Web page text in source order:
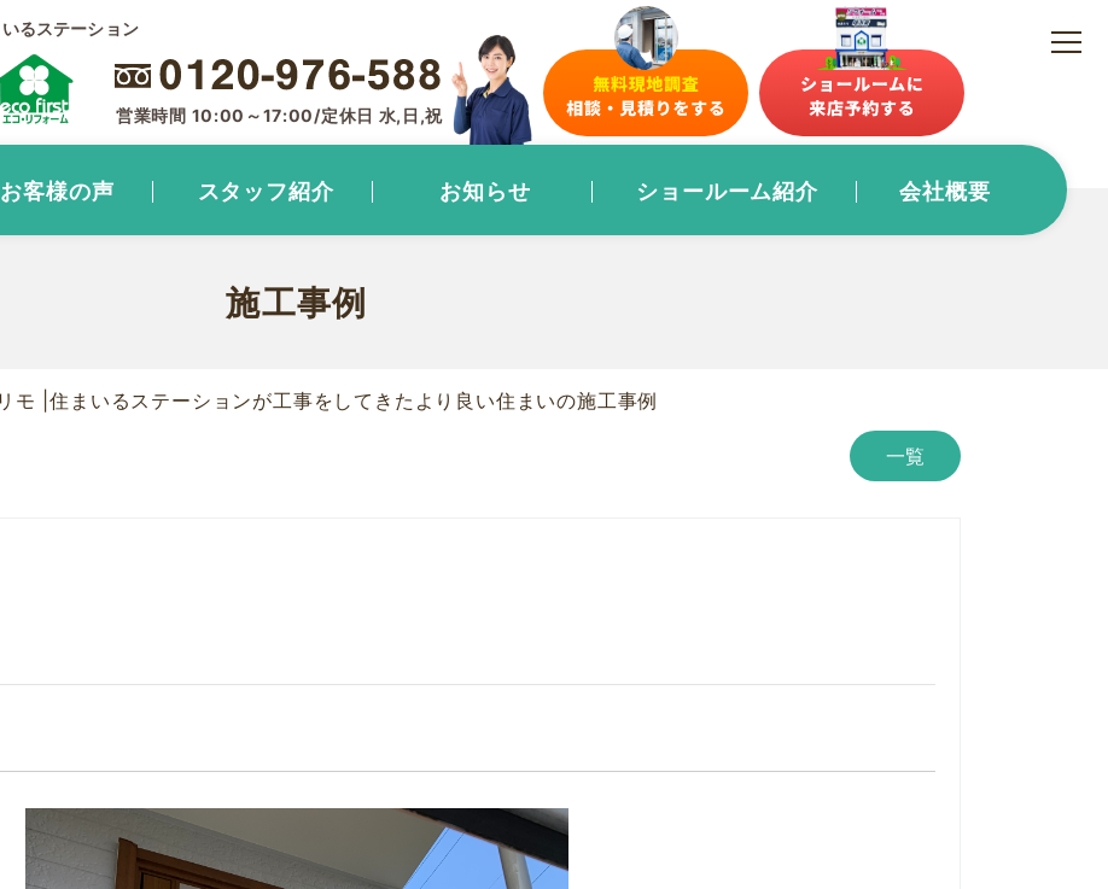
るステーション
営業時間 10:00～17:00/定休日 水,日,祝
お客様の声 スタッフ紹介 お知らせ ショールーム紹介 会社概要
施工事例
|住まいるステーションが工事をしてきたより良い住まいの施工事例
一覧